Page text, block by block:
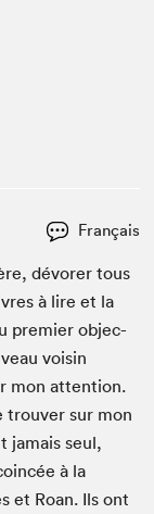
Français
dévor­er tous
à lire et la
pre­mier objec­
voisin
mon atten­tion.
trou­ver sur mon
jamais seul,
à la
et Roan. Ils ont